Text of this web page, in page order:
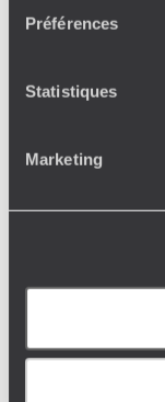
Préférences
Statistiques
Marketing